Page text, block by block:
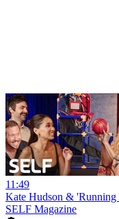
11:49
Kate Hudson & 'Running
SELF Magazine